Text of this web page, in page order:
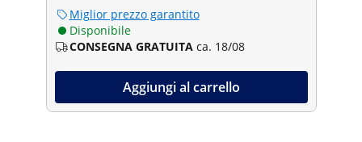
Miglior prezzo garantito
Disponibile
CONSEGNA GRATUITA ca. 18/08
Aggiungi al carrello